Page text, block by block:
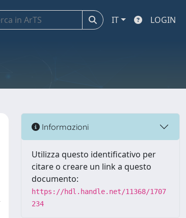
IT LOGIN
Informazioni
Utilizza questo identificativo per
citare o creare un link a questo
documento:
https://hdl.handle.net/11368/1707
234